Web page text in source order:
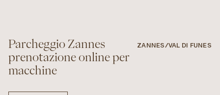
Parcheggio Zannes
prenotazione online per
macchine
ZANNES/VAL DI FUNES